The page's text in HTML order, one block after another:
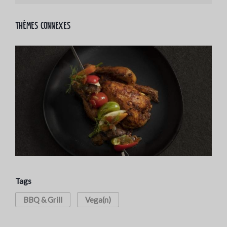
Thèmes connexes
Tags
BBQ & Grill Vega(n)